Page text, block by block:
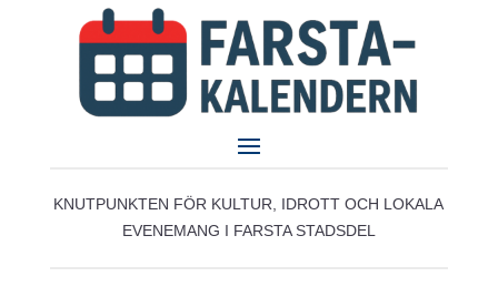
KNUTPUNKTEN FÖR KULTUR, IDROTT OCH LOKALA
EVENEMANG I FARSTA STADSDEL